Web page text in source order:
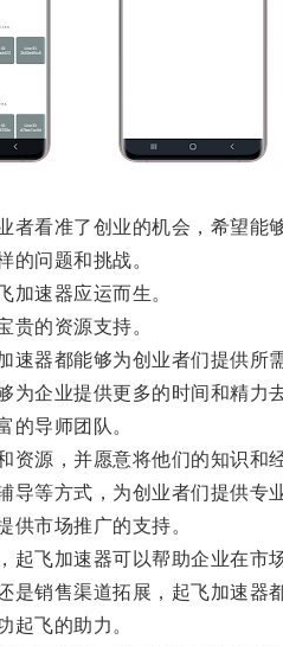
看准了创业的机会，希望能
问题和挑战。
速器应运而生。
的资源支持。
器都能够为创业者们提供所需
企业提供更多的时间和精力去
导师团队。
源，并愿意将他们的知识和经
等方式，为创业者们提供专
市场推广的支持。
飞加速器可以帮助企业在市
销售渠道拓展，起飞加速器
飞的助力。